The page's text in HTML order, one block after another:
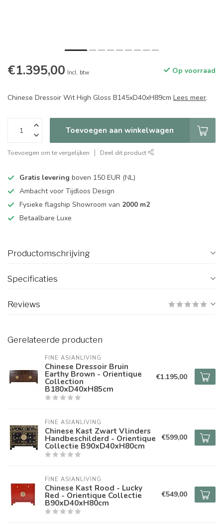
€1.395,00 Incl. btw Op voorraad
Chinese Dressoir Wit High Gloss B145xD40xH89cm Lees meer.
Toevoegen aan winkelwagen
Toevoegen om te vergelijken Deel dit product
Gratis levering boven 150 EUR (NL)
Ambacht voor Tijdloos Design
Fysieke flagship Showroom van 2000 m2
Betaalbare Luxe
Productomschrijving
Specificaties
Reviews
Gerelateerde producten
FINE ASIANLIVING
Chinese Dressoir Bruin
Earthy Brown - Orientique
Collection
B180xD40xH85cm
€1.195,00
FINE ASIANLIVING
Chinese Kast Zwart Vlinders
Handbeschilderd - Orientique
Collectie B90xD40xH80cm
€599,00
FINE ASIANLIVING
Chinese Kast Rood - Lucky
Red - Orientique Collectie
B90xD40xH80cm
€549,00